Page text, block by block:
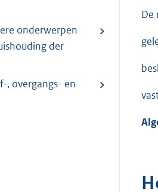
onderwerpen
der
, overgangs- en
De